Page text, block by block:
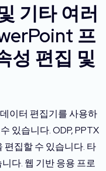
기타 여러
프
성 편집 및
이터 편집기를 사용하
있습니다. ODP, PPTX
편집할 수 있습니다. 타
다. 웹 기반 응용 프로